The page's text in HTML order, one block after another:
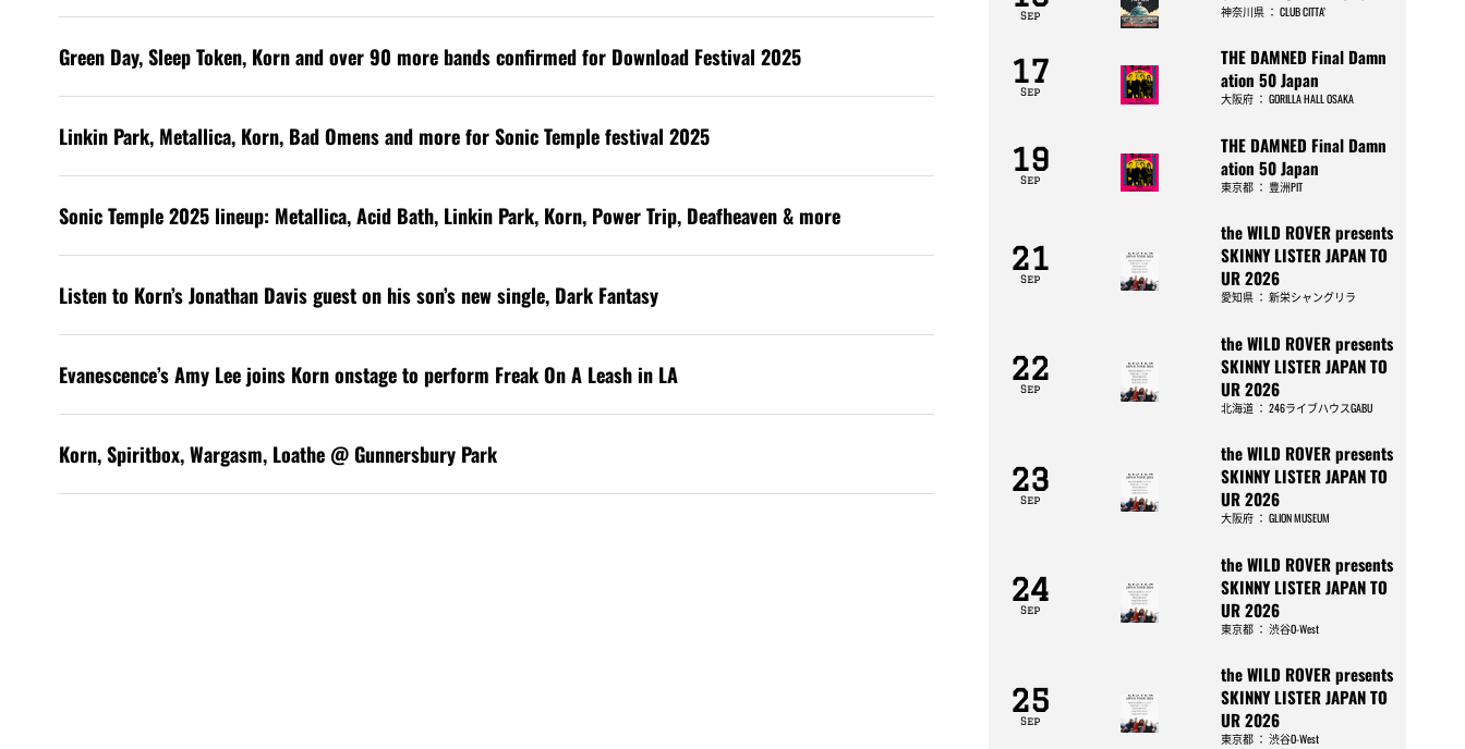
Green Day, Sleep Token, Korn and over 90 more bands confirmed for Download Festival 2025
Linkin Park, Metallica, Korn, Bad Omens and more for Sonic Temple festival 2025
Sonic Temple 2025 lineup: Metallica, Acid Bath, Linkin Park, Korn, Power Trip, Deafheaven & more
Listen to Korn’s Jonathan Davis guest on his son’s new single, Dark Fantasy
Evanescence’s Amy Lee joins Korn onstage to perform Freak On A Leash in LA
Korn, Spiritbox, Wargasm, Loathe @ Gunnersbury Park
Sep 神奈川県： CLUB CITTA’
17
Sep
THE DAMNED Final Damn
ation 50 Japan
大阪府： GORILLA HALL OSAKA
19
Sep
THE DAMNED Final Damn
ation 50 Japan
東京都： 豊洲PIT
21
Sep
the WILD ROVER presents
SKINNY LISTER JAPAN TO
UR 2026
愛知県： 新栄シャングリラ
22
Sep
the WILD ROVER presents
SKINNY LISTER JAPAN TO
UR 2026
北海道： 246ライブハウスGABU
23
Sep
the WILD ROVER presents
SKINNY LISTER JAPAN TO
UR 2026
大阪府： GLION MUSEUM
24
Sep
the WILD ROVER presents
SKINNY LISTER JAPAN TO
UR 2026
東京都： 渋谷O-West
25
Sep
the WILD ROVER presents
SKINNY LISTER JAPAN TO
UR 2026
東京都： 渋谷O-West